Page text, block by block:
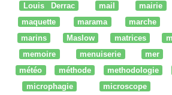
Louis Derrac
mail mairie
maquette
marama marche
marins
Maslow matrices
memoire
menuiserie mer
météo
méthode methodologie
microphagie
microscope